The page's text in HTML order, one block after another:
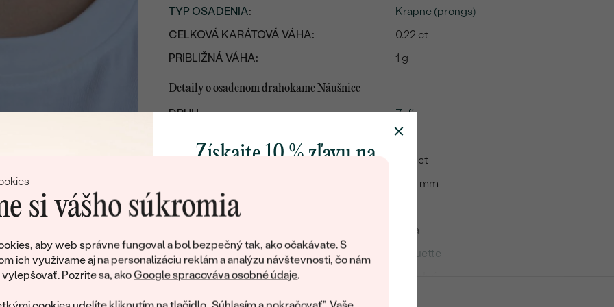
si vášho súkromia
aby web správne fungoval a bol bezpečný tak, ako očakávate. S
ich využívame aj na personalizáciu reklám a analýzu návštevnosti, čo nám
Pozrite sa, akoGoogle spracováva osobné údaje.
TYP OSADENIA:
Krapne (prongs)
CELKOVÁ KARÁTOVÁ VÁHA:
0.22 ct
PRIBLIŽNÁ VÁHA:
1 g
Detaily o osadenom drahokame Náušnice
DRUH:
Zafír
2
KARÁTOVÁ VÁHA:
0.22 ct
4 x 2 mm
ČISTOTA:
Biela
TVAR:
Baguette
PÔVOD:
ÚPRAVY:
Získajte 10 % zľavu na
poctivo vyrábaných šperkov Eppi.
Ako darček na privítanie vám
obratom pošleme zľavový kód na